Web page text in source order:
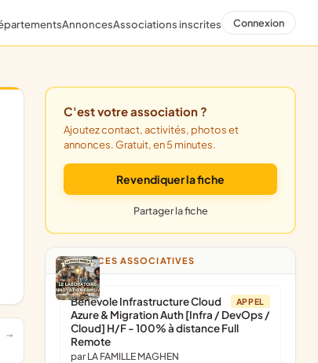
AnnoncesAssociations inscrites Connexion
C'est votre association ?
Ajoutez contact, activités, photos et
annonces. Gratuit, en 5 minutes.
Revendiquer la fiche
Partager la fiche
ANNONCES ASSOCIATIVES
APPEL
Bénévole Infrastructure Cloud
Azure & Migration Auth [Infra / DevOps /
Cloud] H/F - 100% à distance Full
Remote
par LA FAMILLE MAGHEN